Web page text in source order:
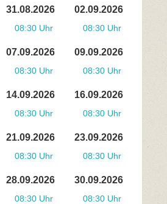
31.08.2026
08:30 Uhr
02.09.2026
08:30 Uhr
07.09.2026
08:30 Uhr
09.09.2026
08:30 Uhr
14.09.2026
08:30 Uhr
16.09.2026
08:30 Uhr
21.09.2026
08:30 Uhr
23.09.2026
08:30 Uhr
28.09.2026
08:30 Uhr
30.09.2026
08:30 Uhr